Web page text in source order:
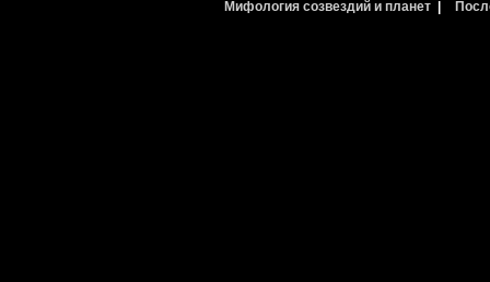
Мифология созвездий и планет|